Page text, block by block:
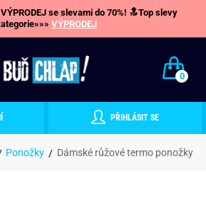
se slevami do 70%! 🔝Top slevy
VÝPRODEJ
0
PŘIHLÁSIT SE
Ponožky Dámské růžové termo ponožky